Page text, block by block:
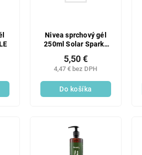
Nivea sprchový gél
250ml Solar Sparks
4,47 € bez DPH
5,50 €
Do košíka